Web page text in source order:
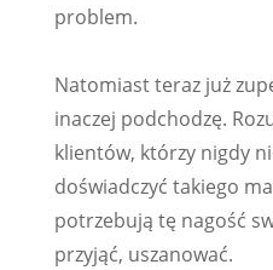
problem.
Natomiast teraz już
inaczej podchodzę.
klientów, którzy nigdy
doświadczyć takiego
potrzebują tę nagość
przyjąć, uszanować.